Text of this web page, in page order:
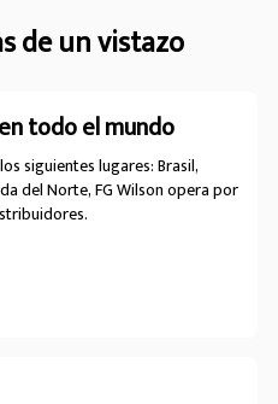
de un vistazo
todo el mundo
siguientes lugares: Brasil,
del Norte, FG Wilson opera por